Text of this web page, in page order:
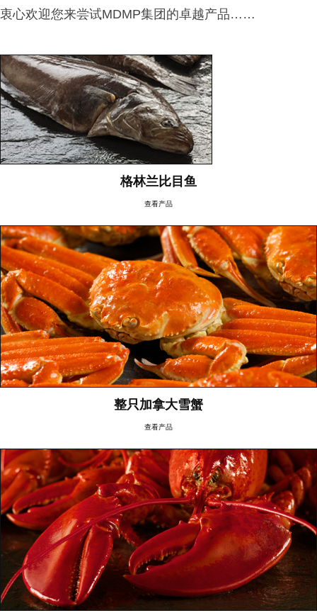
衷心欢迎您来尝试MDMP集团的卓越产品……
格林兰比目鱼
查看产品
整只加拿大雪蟹
查看产品